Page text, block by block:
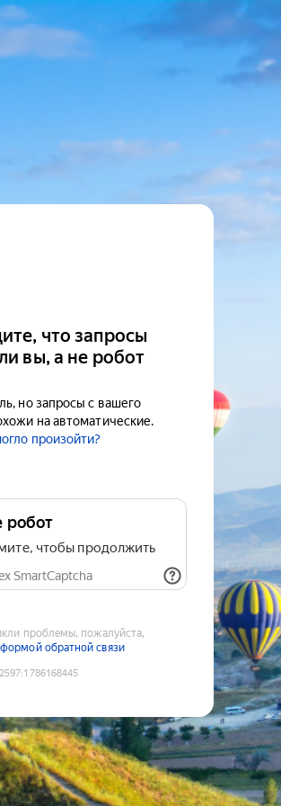
что запросы
вы, а не робот
но запросы с вашего
на автоматические.
произойти?
робот
чтобы продолжить
SmartCaptcha
проблемы, пожалуйста,
формой обратной связи
:1786168445